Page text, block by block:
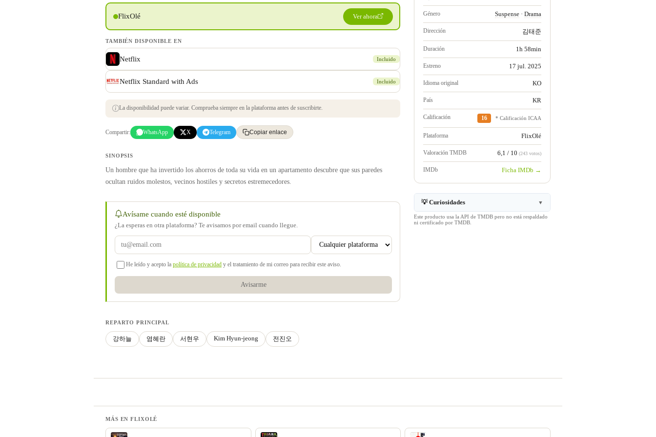
FlixOlé Ver ahora
TAMBIÉN DISPONIBLE EN
Netflix Incluido
Netflix Standard with Ads Incluido
La disponibilidad puede variar. Comprueba siempre en la plataforma antes de suscribirte.
Compartir: WhatsApp X Telegram Copiar enlace
SINOPSIS
Un hombre que ha invertido los ahorros de toda su vida en un apartamento descubre que sus paredes
ocultan ruidos molestos, vecinos hostiles y secretos estremecedores.
Avísame cuando esté disponible
¿La esperas en otra plataforma? Te avisamos por email cuando llegue.
He leído y acepto la política de privacidad y el tratamiento de mi correo para recibir este aviso.
Avisarme
REPARTO PRINCIPAL
강하늘 염혜란 서현우 Kim Hyun-jeong 전진오
Género Suspense · Drama
Dirección 김태준
Duración 1h 58min
Estreno 17 jul. 2025
Idioma original KO
País KR
Calificación 16 * Calificación ICAA
Plataforma FlixOlé
Valoración TMDB 6,1 / 10 (243 votos)
IMDb Ficha IMDb →
💡 Curiosidades ▼
Este producto usa la API de TMDB pero no está respaldado
ni certificado por TMDB.
MÁS EN FLIXOLÉ